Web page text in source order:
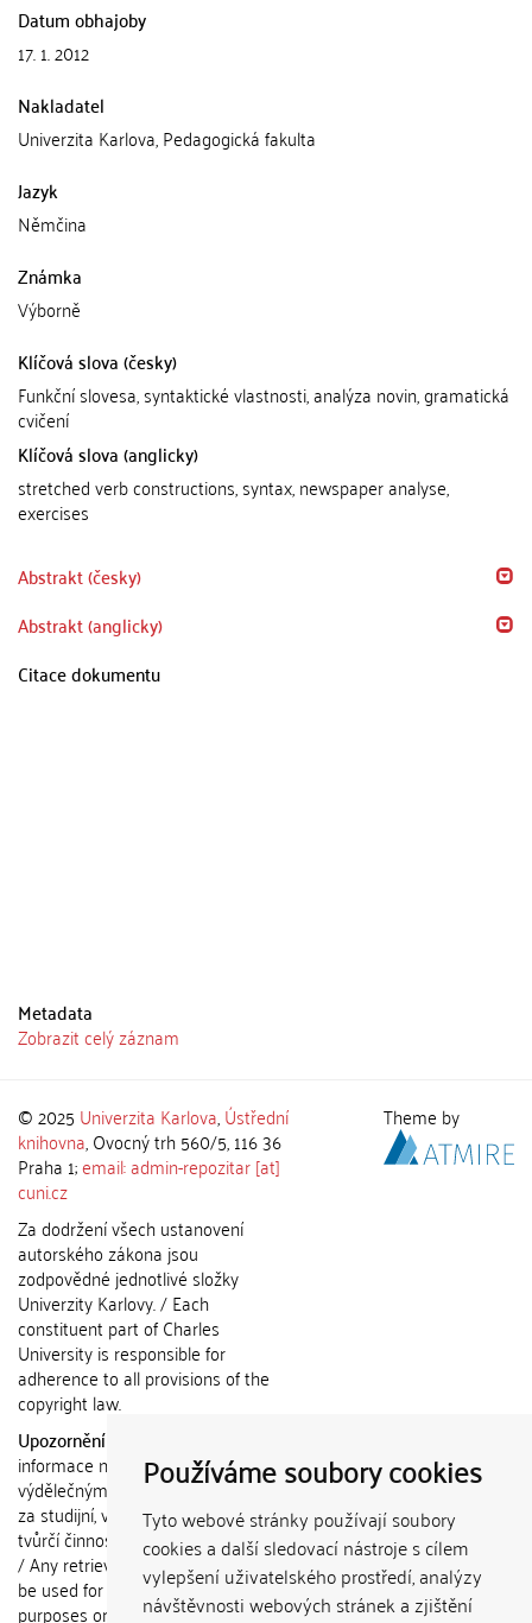
Používáme soubory cookies
Tyto webové stránky používají soubory
cookies a další sledovací nástroje s cílem
vylepšení uživatelského prostředí, analýzy
návštěvnosti webových stránek a zjištění
Datum obhajoby
17. 1. 2012
Nakladatel
Univerzita Karlova, Pedagogická fakulta
Jazyk
Němčina
Známka
Výborně
Klíčová slova (česky)
Funkční slovesa, syntaktické vlastnosti, analýza novin, gramatická
cvičení
Klíčová slova (anglicky)
stretched verb constructions, syntax, newspaper analyse,
exercises
Abstrakt (česky)
Abstrakt (anglicky)
Citace dokumentu
Metadata
Zobrazit celý záznam
© 2025 Univerzita Karlova,Ústřední
knihovna, Ovocný trh 560/5, 116 36
Praha 1;email: admin-repozitar [at]
cuni.cz
Za dodržení všech ustanovení
autorského zákona jsou
zodpovědné jednotlivé složky
Univerzity Karlovy. / Each
constituent part of Charles
University is responsible for
adherence to all provisions of the
copyright law.
Upozornění / Notice:
informace nemohou být použity k
výdělečným účelům nebo vydávány
za studijní, vědeckou nebo jinou
tvůrčí činnost jiné osoby než autora.
/ Any retrieved information shall not
be used for any commercial
purposes or claimed as results of
Theme by